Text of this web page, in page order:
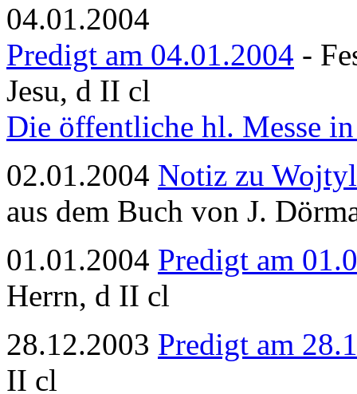
04.01.2004
Predigt am 04.01.2004 -
Jesu, d II cl
Die öffentliche hl. Messe
02.01.2004 Notiz zu
aus dem Buch von J.
01.01.2004 Predigt am
Herrn, d II cl
28.12.2003 Predigt am
II cl